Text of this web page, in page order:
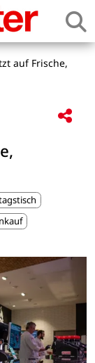
auf Frische,